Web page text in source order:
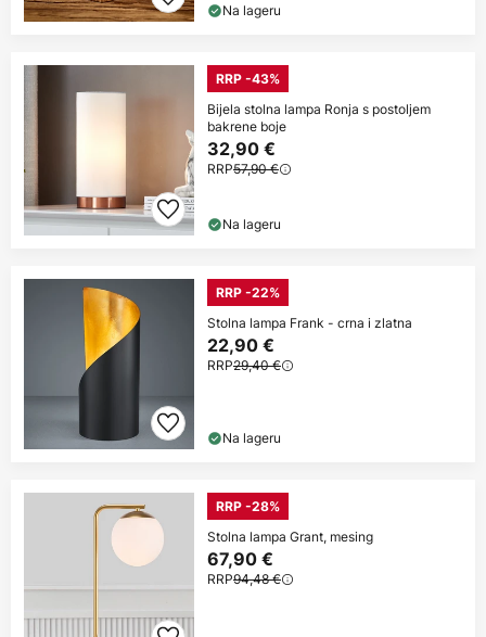
Na lageru
RRP -43%
Bijela stolna lampa Ronja s postoljem
bakrene boje
32,90 €
RRP57,90 €
Na lageru
RRP -22%
Stolna lampa Frank - crna i zlatna
22,90 €
RRP29,40 €
Na lageru
RRP -28%
Stolna lampa Grant, mesing
67,90 €
RRP94,48 €